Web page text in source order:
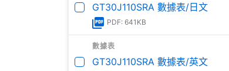
GT30J110SRA 數據表/日文
PDF: 641KB
數據表
GT30J110SRA 數據表/英文